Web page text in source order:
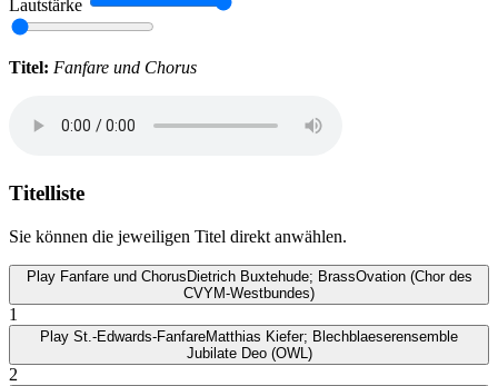
Lautstärke
Titel: Fanfare und Chorus
Titelliste
Sie können die jeweiligen Titel direkt anwählen.
Play Fanfare und ChorusDietrich Buxtehude; BrassOvation (Chor des
CVYM-Westbundes)
1
Play St.-Edwards-FanfareMatthias Kiefer; Blechblaeserensemble
Jubilate Deo (OWL)
2